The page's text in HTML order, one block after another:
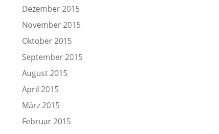
Dezember 2015
November 2015
Oktober 2015
September 2015
August 2015
April 2015
März 2015
Februar 2015